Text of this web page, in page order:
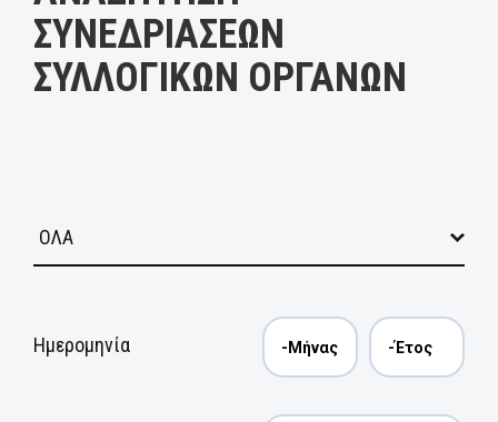
ΣΥΝΕΔΡΙΑΣΕΩΝ
ΣΥΛΛΟΓΙΚΩΝ ΟΡΓΑΝΩΝ
Ημερομηνία